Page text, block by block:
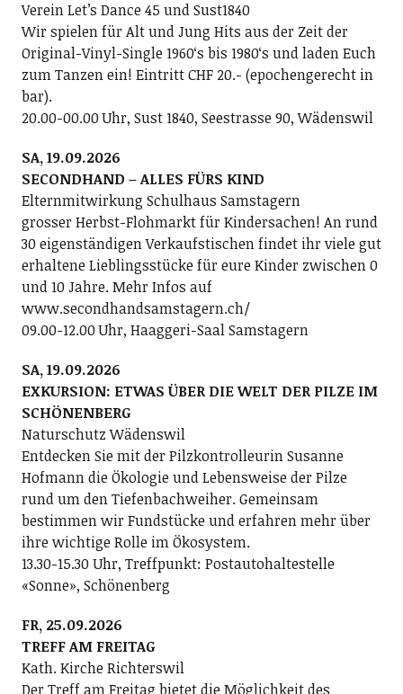
Verein Letʼs Dance 45 und Sust1840
Wir spielen für Alt und Jung Hits aus der Zeit der
Original-Vinyl-Single 1960ʻs bis 1980ʻs und laden Euch
zum Tanzen ein! Eintritt CHF 20.- (epochengerecht in
bar).
20.00-00.00 Uhr, Sust 1840, Seestrasse 90, Wädenswil
SA, 19.09.2026
SECONDHAND – ALLES FÜRS KIND
Elternmitwirkung Schulhaus Samstagern
grosser Herbst-Flohmarkt für Kindersachen! An rund
30 eigenständigen Verkaufstischen findet ihr viele gut
erhaltene Lieblingsstücke für eure Kinder zwischen 0
und 10 Jahre. Mehr Infos auf
www.secondhandsamstagern.ch/
09.00-12.00 Uhr, Haaggeri-Saal Samstagern
SA, 19.09.2026
EXKURSION: ETWAS ÜBER DIE WELT DER PILZE IM
SCHÖNENBERG
Naturschutz Wädenswil
Entdecken Sie mit der Pilzkontrolleurin Susanne
Hofmann die Ökologie und Lebensweise der Pilze
rund um den Tiefenbachweiher. Gemeinsam
bestimmen wir Fundstücke und erfahren mehr über
ihre wichtige Rolle im Ökosystem.
13.30-15.30 Uhr, Treffpunkt: Postautohaltestelle
«Sonne», Schönenberg
FR, 25.09.2026
TREFF AM FREITAG
Kath. Kirche Richterswil
Der Treff am Freitag bietet die Möglichkeit des